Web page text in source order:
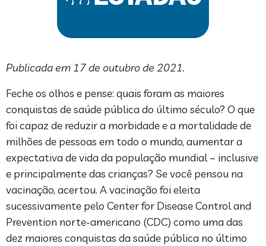
Publicada em 17 de outubro de 2021.
Feche os olhos e pense: quais foram as maiores
conquistas de saúde pública do último século? O que
foi capaz de reduzir a morbidade e a mortalidade de
milhões de pessoas em todo o mundo, aumentar a
expectativa de vida da população mundial – inclusive
e principalmente das crianças? Se você pensou na
vacinação, acertou. A vacinação foi eleita
sucessivamente pelo Center for Disease Control and
Prevention norte-americano (CDC) como uma das
dez maiores conquistas da saúde pública no último